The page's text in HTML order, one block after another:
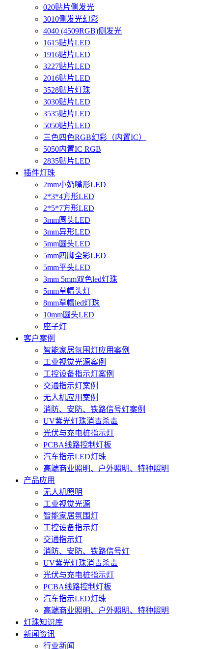
020贴片侧发光
3010侧发光幻彩
4040 (4509RGB)侧发光
1615贴片LED
1916贴片LED
3227贴片LED
2016贴片LED
3528贴片灯珠
3030贴片LED
3535贴片LED
5050贴片LED
三色四色RGB幻彩（内置IC）
5050内置IC RGB
2835贴片LED
插件灯珠
2mm小奶嘴形LED
2*3*4方形LED
2*5*7方形LED
3mm圆头LED
3mm异形LED
5mm圆头LED
5mm四脚全彩LED
5mm平头LED
3mm 5mm双色led灯珠
5mm草帽头灯
8mm草帽led灯珠
10mm圆头LED
座子灯
客户案例
智能家居氛围灯应用案例
工业视觉光源案例
工控设备指示灯案例
交通指示灯案例
无人机应用案例
消防、安防、铁路信号灯案例
UV紫光灯珠消毒杀毒
光伏与充电桩指示灯
PCBA线路控制灯板
汽车指示LED灯珠
高端商业照明、户外照明、特种照明
产品应用
无人机照明
工业视觉光源
智能家居氛围灯
工控设备指示灯
交通指示灯
消防、安防、铁路信号灯
UV紫光灯珠消毒杀毒
光伏与充电桩指示灯
PCBA线路控制灯板
汽车指示LED灯珠
高端商业照明、户外照明、特种照明
灯珠知识库
新闻资讯
行业新闻